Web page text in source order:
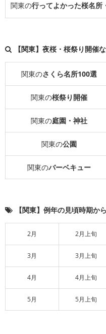
関東の行ってよかった桜名所
【関東】夜桜・桜祭り開催
関東のさくら名所100選
関東の桜祭り開催
関東の庭園・神社
関東の公園
関東のバーベキュー
【関東】例年の見頃時期か
2月 2月上旬
3月 3月上旬
4月 4月上旬
5月 5月上旬